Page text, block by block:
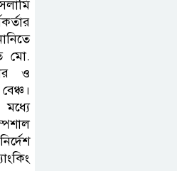
মো.
ও